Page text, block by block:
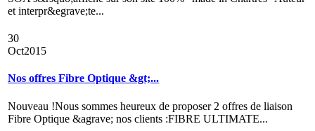
et interpr&egrave;te...
30
Oct2015
Nos offres Fibre Optique &gt;...
Nouveau !Nous sommes heureux de proposer 2 offres de liaison
Fibre Optique &agrave; nos clients :FIBRE ULTIMATE...